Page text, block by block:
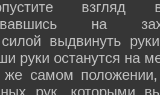
на
силой выдвинуть
руки останутся на
самом положении,